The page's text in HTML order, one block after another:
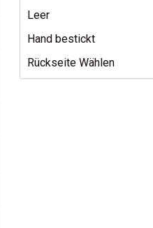
Leer
Hand bestickt
Rückseite Wählen